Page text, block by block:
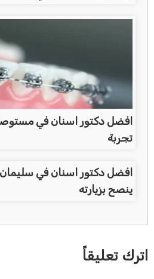
افضل دكتور اسنان في
تجربة
افضل دكتور اسنان في
ينصح بزيارته
اترك تعليقاً